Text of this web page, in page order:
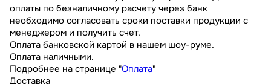
оплаты по безналичному расчету через банк
необходимо согласовать сроки поставки продукции с
менеджером и получить счет.
Оплата банковской картой в нашем шоу-руме.
Оплата наличными.
Подробнее на странице "Оплата"
Доставка